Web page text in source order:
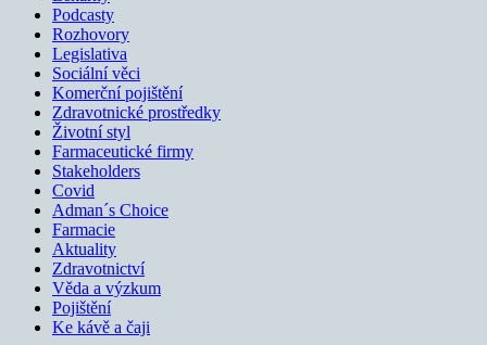
Podcasty
Rozhovory
Legislativa
Sociální věci
Komerční pojištění
Zdravotnické prostředky
Životní styl
Farmaceutické firmy
Stakeholders
Covid
Adman´s Choice
Farmacie
Aktuality
Zdravotnictví
Věda a výzkum
Pojištění
Ke kávě a čaji